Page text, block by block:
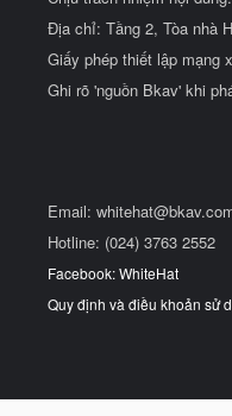
Địa chỉ: Tầng 2, Tòa nhà
Giấy phép thiết lập mạng
Ghi rõ 'nguồn Bkav' khi
Email:
Hotline: (024) 3763 2552
Facebook: WhiteHat
Quy định và điều khoản sử